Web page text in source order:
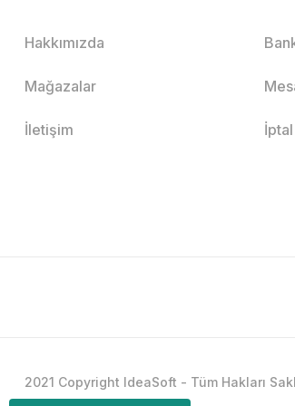
Hakkımızda
Mağazalar
İletişim
2021 Copyright IdeaSoft - Tüm Hakları